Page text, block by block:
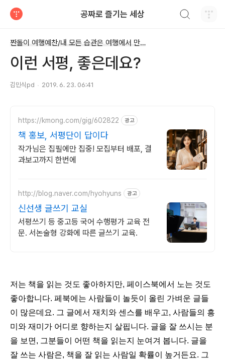
공짜로 즐기는 세상
짠돌이 여행예찬/내 모든 습관은 여행에서 만들어졌다
이런 서평, 좋은데요?
김민식pd 2019. 6. 23. 06:41
https://kmong.com/gig/602822 광고
책 홍보, 서평단이 답이다
작가님은 집필에만 집중! 모집부터 배포, 결
과보고까지 한번에
http://blog.naver.com/hyohyuns 광고
신선생 글쓰기 교실
서평쓰기 등 중고등 국어 수행평가 교육 전
문. 서논술형 강화에 따른 글쓰기 교육.
저는 책을 읽는 것도 좋아하지만, 페이스북에서 노는 것도
좋아합니다. 페북에는 사람들이 놀듯이 올린 가벼운 글들
이 많은데요. 그 글에서 재치와 센스를 배우고, 사람들의 흥
미와 재미가 어디로 향하는지 살핍니다. 글을 잘 쓰시는 분
을 보면, 그분들이 어떤 책을 읽는지 눈여겨 봅니다. 글을
잘 쓰는 사람은, 책을 잘 읽는 사람일 확률이 높거든요. 그